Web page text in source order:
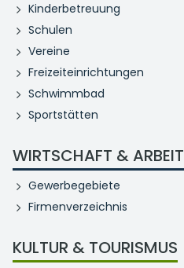
Kinderbetreuung
Schulen
Vereine
Freizeiteinrichtungen
Schwimmbad
Sportstätten
WIRTSCHAFT & ARBEIT
Gewerbegebiete
Firmenverzeichnis
KULTUR & TOURISMUS